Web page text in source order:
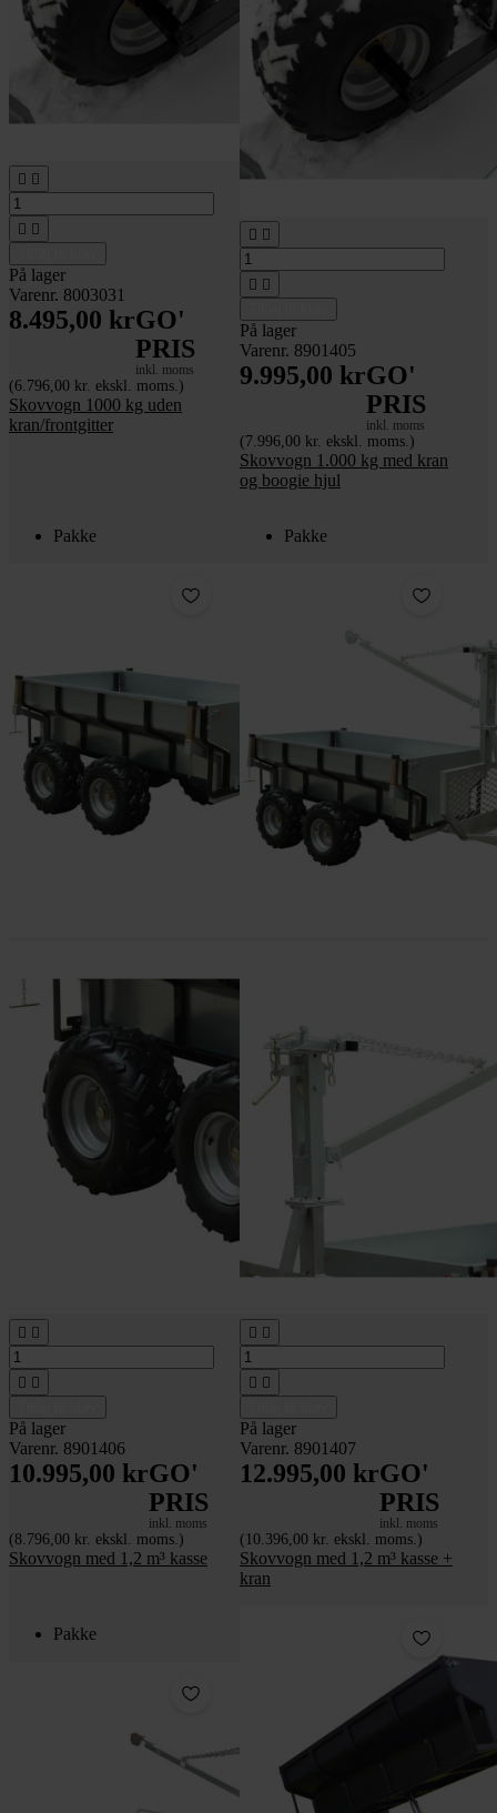
 
 
På lager
Varenr. 8003031
8.495,00 krGO'
PRIS
inkl. moms
(6.796,00 kr. ekskl. moms.)
Skovvogn 1000 kg uden
kran/frontgitter
 
 
På lager
Varenr. 8901405
9.995,00 krGO'
PRIS
inkl. moms
(7.996,00 kr. ekskl. moms.)
Skovvogn 1.000 kg med kran
og boogie hjul
Pakke
 
 
På lager
Varenr. 8901406
10.995,00 krGO'
PRIS
inkl. moms
(8.796,00 kr. ekskl. moms.)
Skovvogn med 1,2 m³ kasse
Pakke
 
 
På lager
Varenr. 8901407
12.995,00 krGO'
PRIS
inkl. moms
(10.396,00 kr. ekskl. moms.)
Skovvogn med 1,2 m³ kasse +
kran
Pakke